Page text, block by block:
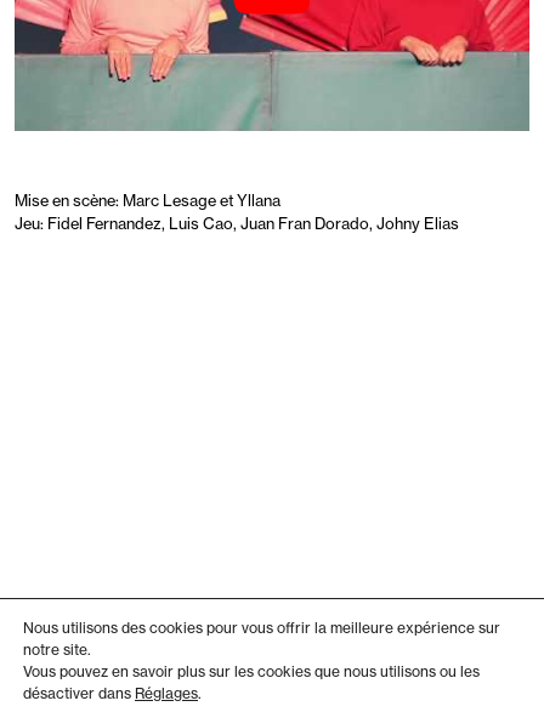
Mise en scène: Marc Lesage et Yllana
Jeu: Fidel Fernandez, Luis Cao, Juan Fran Dorado, Johny Elias
Nous utilisons des cookies pour vous offrir la meilleure expérience sur
notre site.
Vous pouvez en savoir plus sur les cookies que nous utilisons ou les
désactiver dans Réglages.